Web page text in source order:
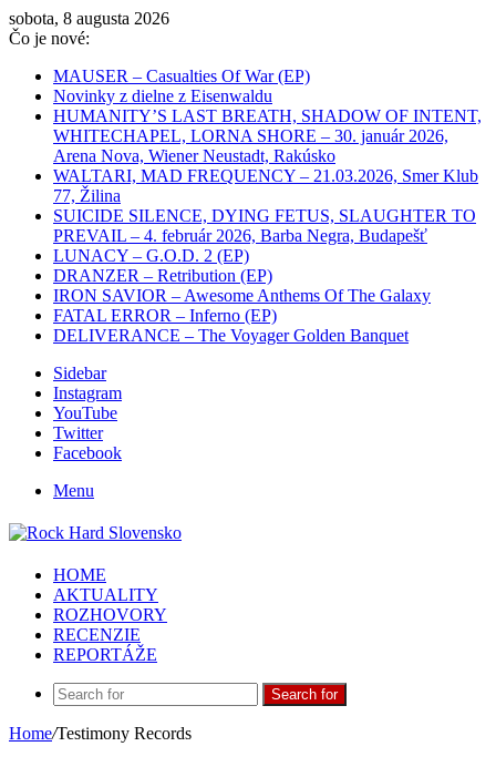
sobota, 8 augusta 2026
Čo je nové:
MAUSER – Casualties Of War (EP)
Novinky z dielne z Eisenwaldu
HUMANITY’S LAST BREATH, SHADOW OF INTENT,
WHITECHAPEL, LORNA SHORE – 30. január 2026,
Arena Nova, Wiener Neustadt, Rakúsko
WALTARI, MAD FREQUENCY – 21.03.2026, Smer Klub
77, Žilina
SUICIDE SILENCE, DYING FETUS, SLAUGHTER TO
PREVAIL – 4. február 2026, Barba Negra, Budapešť
LUNACY – G.O.D. 2 (EP)
DRANZER – Retribution (EP)
IRON SAVIOR – Awesome Anthems Of The Galaxy
FATAL ERROR – Inferno (EP)
DELIVERANCE – The Voyager Golden Banquet
Sidebar
Instagram
YouTube
Twitter
Facebook
Menu
HOME
AKTUALITY
ROZHOVORY
RECENZIE
REPORTÁŽE
Search for
Home/Testimony Records